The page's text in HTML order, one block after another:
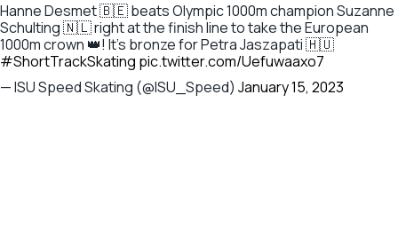
Hanne Desmet 🇧🇪 beats Olympic 1000m champion Suzanne
Schulting 🇳🇱 right at the finish line to take the European
1000m crown 👑! It's bronze for Petra Jaszapati 🇭🇺
#ShortTrackSkating pic.twitter.com/Uefuwaaxo7
— ISU Speed Skating (@ISU_Speed) January 15, 2023